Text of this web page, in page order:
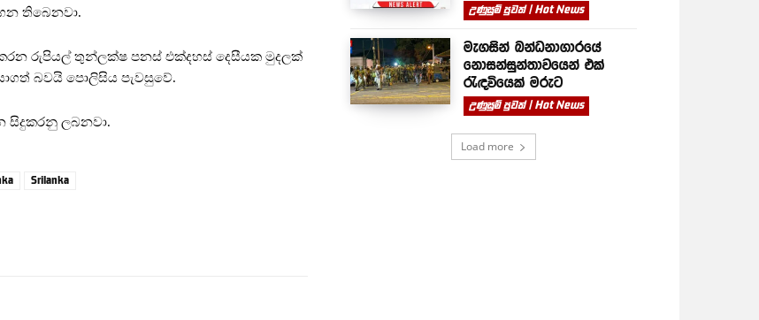
තිබෙනවා.
රුපියල් තුන්ලක්ෂ පනස් එක්දහස් දෙසීයක මුදලක්
බවයි පොලිසිය පැවසුවේ.
සිදුකරනු ලබනවා.
Srilanka
උණුසුම් පුවත් | Hot News
මැගසින් බන්ධනාගාරයේ
නොසන්සුන්තාවයෙන් එක්
රැඳවියෙක් මරුට
උණුසුම් පුවත් | Hot News
Load more